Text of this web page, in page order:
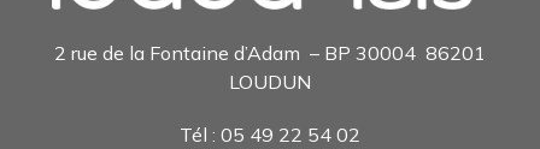
2 rue de la Fontaine d’Adam – BP 30004 86201
LOUDUN
Tél : 05 49 22 54 02